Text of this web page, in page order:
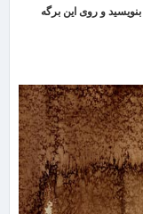
بنویسید و روی این برگه